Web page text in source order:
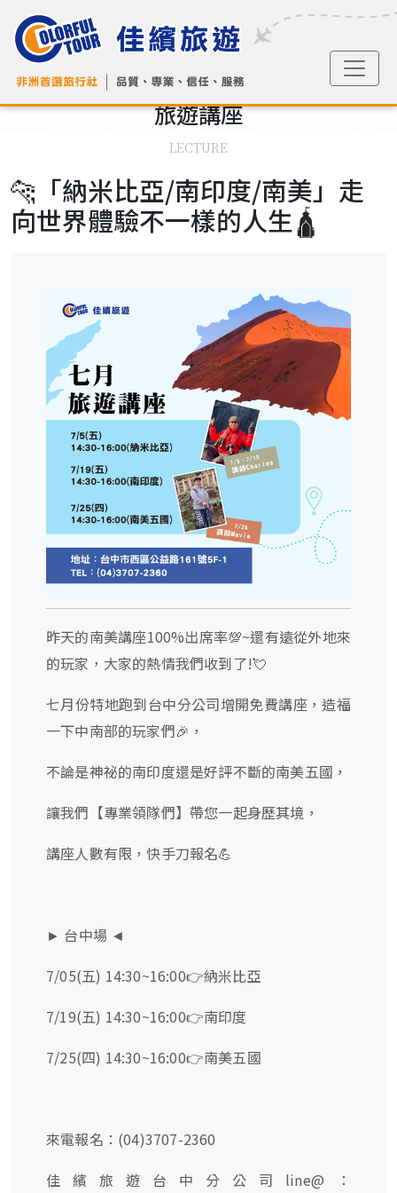
旅遊講座
LECTURE
🐆「納米比亞/南印度/南美」走
向世界體驗不一樣的人生🛕
昨天的南美講座100%出席率💯~還有遠從外地來
的玩家，大家的熱情我們收到了!💘
七月份特地跑到台中分公司增開免費講座，造福
一下中南部的玩家們🎉，
不論是神祕的南印度還是好評不斷的南美五國，
讓我們【專業領隊們】帶您一起身歷其境，
講座人數有限，快手刀報名💪
► 台中場 ◄
7/05(五) 14:30~16:00👉納米比亞
7/19(五) 14:30~16:00👉南印度
7/25(四) 14:30~16:00👉南美五國
來電報名：(04)3707-2360
佳繽旅遊台中分公司line@：